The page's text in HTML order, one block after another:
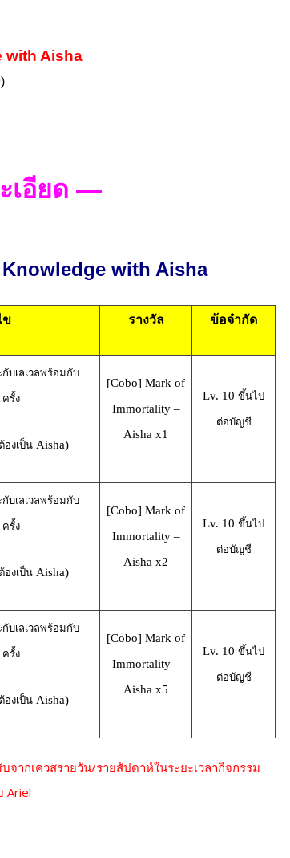
with Aisha
เอียด —
with Aisha
ข รางวัล ข้อจำกัด
บเลเวลพร้อมกับ
ครั้ง
องเป็น Aisha)
[Cobo] Mark of
Immortality –
Aisha x1
Lv. 10 ขึ้นไป
ต่อบัญชี
บเลเวลพร้อมกับ
ครั้ง
องเป็น Aisha)
[Cobo] Mark of
Immortality –
Aisha x2
Lv. 10 ขึ้นไป
ต่อบัญชี
บเลเวลพร้อมกับ
ครั้ง
องเป็น Aisha)
[Cobo] Mark of
Immortality –
Aisha x5
Lv. 10 ขึ้นไป
ต่อบัญชี
จากเควสรายวัน/รายสัปดาห์ในระยะเวลากิจกรรม
Ariel